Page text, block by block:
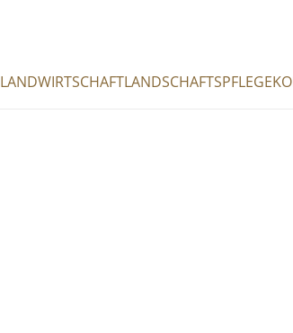
LANDWIRTSCHAFTLANDSCHAFTSPFLEGE